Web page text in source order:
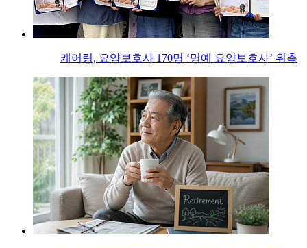
케어링, 요양보호사 170명 ‘명예 요양보호사’ 위촉